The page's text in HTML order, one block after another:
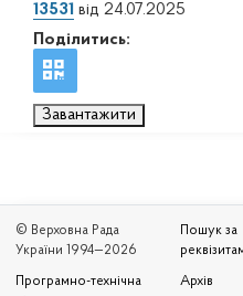
13531 від 24.07.2025
Поділитись:
Завантажити
© Верховна Рада
України 1994—2026
Програмно-технічна
Пошук за
Архів